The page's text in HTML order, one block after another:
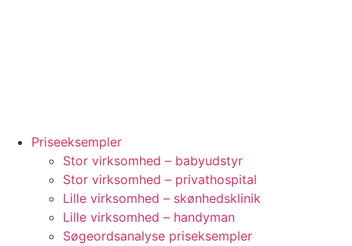
Priseeksempler
Stor virksomhed – babyudstyr
Stor virksomhed – privathospital
Lille virksomhed – skønhedsklinik
Lille virksomhed – handyman
Søgeordsanalyse priseksempler